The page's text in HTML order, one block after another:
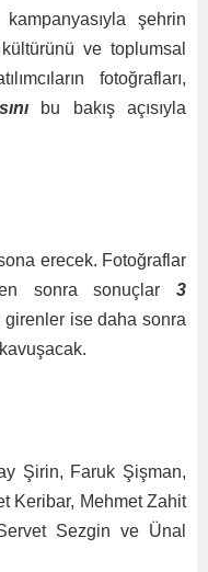
şehrin
ve toplumsal
fotoğrafları,
bu bakış açısıyla
erecek. Fotoğraflar
sonra sonuçlar 3
girenler ise daha sonra
Şirin, Faruk Şişman,
Keribar, Mehmet Zahit
Sezgin ve Ünal